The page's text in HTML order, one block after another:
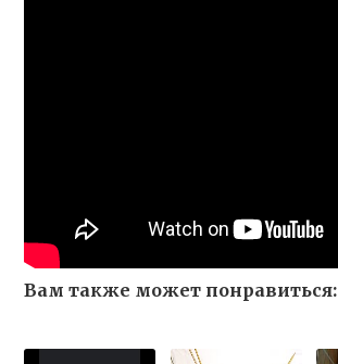
Вам также может понравиться: